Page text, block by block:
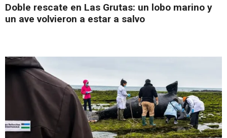
Doble rescate en Las Grutas: un lobo marino y
un ave volvieron a estar a salvo